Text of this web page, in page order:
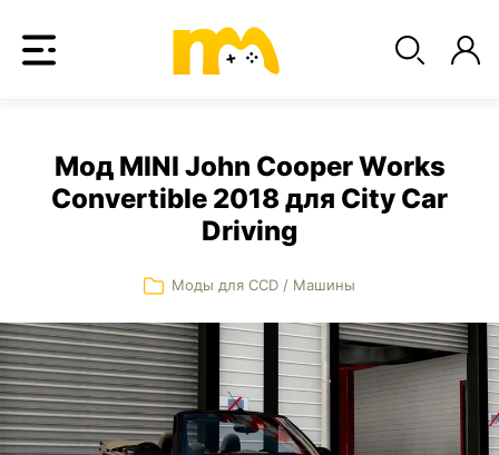
Мод MINI John Cooper Works
Convertible 2018 для City Car
Driving
Моды для CCD / Машины